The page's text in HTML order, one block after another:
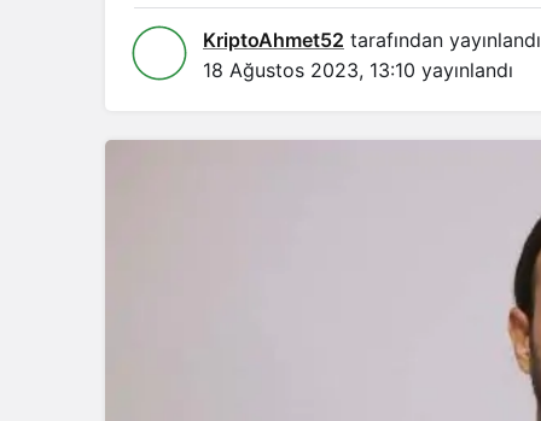
KriptoAhmet52 tarafından yayınlandı
18 Ağustos 2023, 13:10 yayınlandı